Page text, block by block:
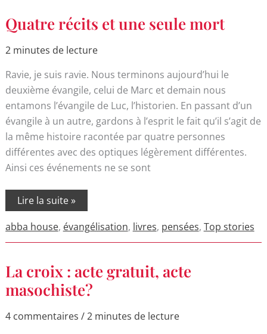
Quatre récits et une seule mort
2 minutes de lecture
Ravie, je suis ravie. Nous terminons aujourd’hui le
deuxième évangile, celui de Marc et demain nous
entamons l’évangile de Luc, l’historien. En passant d’un
évangile à un autre, gardons à l’esprit le fait qu’il s’agit de
la même histoire racontée par quatre personnes
différentes avec des optiques légèrement différentes.
Ainsi ces événements ne se sont
Quatre
récits
une
seule
Lire la suite »
abba house, évangélisation, livres, pensées, Top stories
La croix : acte gratuit, acte
masochiste?
4 commentaires /2 minutes de lecture
La
croix
:
acte
acte
masochiste?